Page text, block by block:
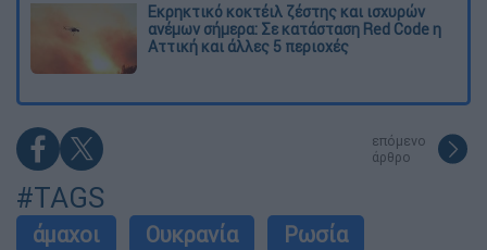
Εκρηκτικό κοκτέιλ ζέστης και ισχυρών
ανέμων σήμερα: Σε κατάσταση Red Code η
Αττική και άλλες 5 περιοχές
επόμενο
άρθρο
#TAGS
άμαχοι Ουκρανία
Ρωσία